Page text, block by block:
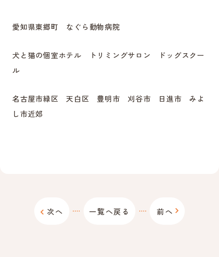
愛知県東郷町 なぐら動物病院
犬と猫の個室ホテル トリミングサロン ドッグスクー
ル
名古屋市緑区 天白区 豊明市 刈谷市 日進市 みよ
し市近郊
次へ 一覧へ戻る 前へ